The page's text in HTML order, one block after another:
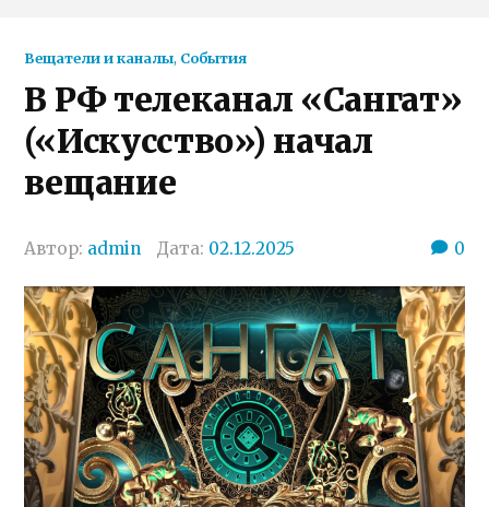
Вещатели и каналы, События
В РФ телеканал «Сангат»
(«Искусство») начал
вещание
Автор: admin Дата: 02.12.2025 0